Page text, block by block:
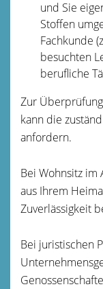
und Sie
Stoffen
Fachkunde
besuchten
berufliche
Zur
kann die
anfordern.
Bei Wohnsitz im
aus Ihrem
Zuverlässigkeit
Bei juristischen